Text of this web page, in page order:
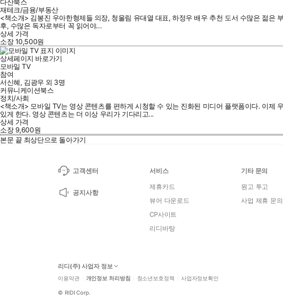
다산북스
재테크/금융/부동산
<책소개> 김봉진 우아한형제들 의장, 청울림 유대열 대표, 하정우 배우 추천 도서 수많은 젊은
후, 수많은 독자로부터 꼭 읽어야...
상세 가격
소장10,500원
상세페이지 바로가기
모바일 TV
참여
서신혜, 김광우 외 3명
커뮤니케이션북스
정치/사회
<책소개> 모바일 TV는 영상 콘텐츠를 편하게 시청할 수 있는 진화된 미디어 플랫폼이다. 이제
있게 한다. 영상 콘텐츠는 더 이상 우리가 기다리고...
상세 가격
소장 9,600원
본문 끝 최상단으로 돌아가기
고객센터
공지사항
서비스
제휴카드
뷰어 다운로드
CP사이트
리디바탕
기타 문의
원고 투고
사업 제휴 문의
리디(주) 사업자 정보
이용약관 개인정보 처리방침 청소년보호정책 사업자정보확인
© RIDI Corp.